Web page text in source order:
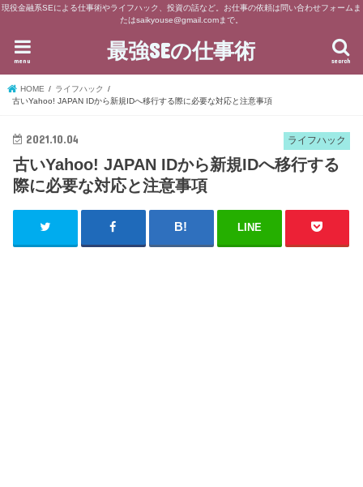
現役金融系SEによる仕事術やライフハック、投資の話など。お仕事の依頼は問い合わせフォームま
たはsaikyouse@gmail.comまで。
最強SEの仕事術 search
menu
HOME
ライフハック
古いYahoo! JAPAN IDから新規IDへ移行する際に必要な対応と注意事項
ライフハック
2021.10.04
古いYahoo! JAPAN IDから新規IDへ移行する
際に必要な対応と注意事項
LINE